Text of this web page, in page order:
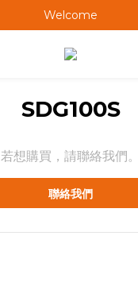
Welcome
Welcome
Welcome
SDG100S
若想購買，請聯絡我們。
聯絡我們